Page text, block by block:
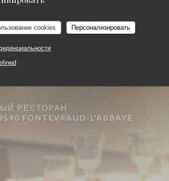
cookies Персонализировать
РЕСТОРАН
FONTEVRAUD-L'ABBAYE